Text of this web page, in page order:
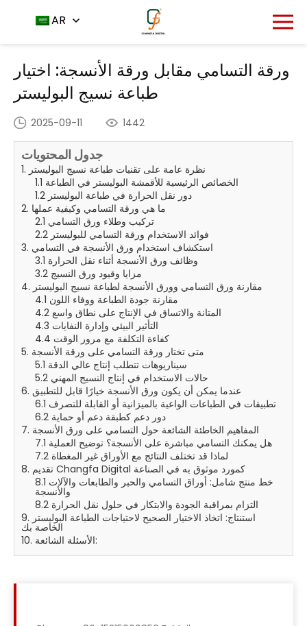
AR
الصفحة الرئيسية مركز الأخبار
ورقة التسامي مقابل ورقة
الأنسجة: اختيار طباعة نسيج البوليستر
ورقة التسامي مقابل ورقة الأنسجة: اختيار
طباعة نسيج البوليستر
2025-09-11 1442
جدول المحتويات
1. نظرة عامة على تقنيات طباعة نسيج البوليستر
1.1 الخصائص الرئيسية للأقمشة البوليستر في الطباعة
1.2 دور نقل الحرارة في طباعة البوليستر
2. ما هي ورقة التسامي وكيفية عملها
2.1 تركيب وطلاء ورق التسامي
2.2 فوائد الاستخدام ورقة التسامي للبوليستر
3. استكشاف استخدام ورق الأنسجة في التسامي
3.1 وظائف ورق الأنسجة أثناء نقل الحرارة
3.2 مزايا وقيود ورق النسيج
4. مقارنة ورق التسامي وورق الأنسجة لطباعة نسيج البوليستر
4.1 مقارنة جودة الطباعة ووفاء اللون
4.2 المتانة والاتساق في الإنتاج على نطاق واسع
4.3 التأثير البيئي وإدارة النفايات
4.4 كفاءة التكلفة مع مرور الوقت
5. متى تختار ورقة التسامي على ورقة الأنسجة
5.1 سيناريوهات تتطلب إنتاج عالي الدقة
5.2 حالات الاستخدام في إنتاج النسيج المهني
6. عندما يمكن أن يكون ورق الأنسجة خيارًا قابل للتطبيق
6.1 تطبيقات في الطباعات الواعية بالميزانية أو القابلة للتصرف
6.2 دور دعم كطبقة دعم أو حماية
7. المفاهيم الخاطئة الشائعة حول التسامي على ورق الأنسجة
7.1 هل يمكنك التسامي مباشرة على الأنسجة؟ توضيح العملية
7.2 لماذا قد تختلف النتائج مع الأوراق غير المغطاة
8. تقديم Changfa Digital كمورد موثوق به في الصناعة
8.1 خط منتج شامل: أوراق التسامي والحبر والطابعات والآلات
والأنسجة
8.2 التزام بمراقبة الجودة والابتكار في حلول نقل الحرارة
9. استنتاج: اتخاذ الاختيار الصحيح لاحتياجات الطباعة البوليستر
الخاصة بك
10. الأسئلة الشائعة: